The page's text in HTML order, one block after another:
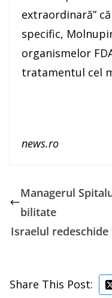
extraordinară”
specific,
organismelor
tratamentul cel
news.ro
Managerul
bilitate
Israelul
Share This Post: